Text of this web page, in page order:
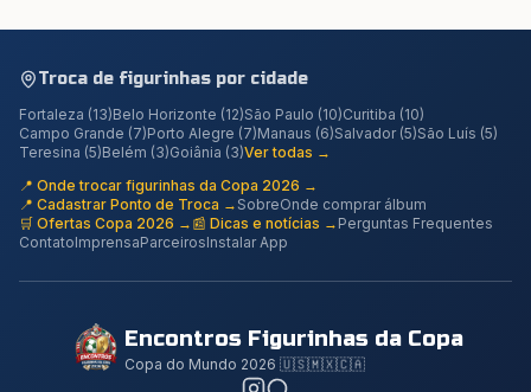
Troca de figurinhas por cidade
Fortaleza (13)Belo Horizonte (12)São Paulo (10)Curitiba (10)
Campo Grande (7)Porto Alegre (7)Manaus (6)Salvador(5)São Luís (5)
Teresina (5)Belém (3)Goiânia (3)Ver todas →
📍 Onde trocar figurinhas da Copa 2026 →
📍 Cadastrar Ponto de Troca → SobreOnde comprar álbum
🛒 Ofertas Copa 2026 → 📰 Dicas e notícias → Perguntas Frequentes
ContatoImprensaParceirosInstalar App
Encontros Figurinhas da Copa
Copa do Mundo 2026 🇺🇸🇲🇽🇨🇦